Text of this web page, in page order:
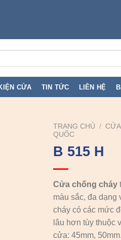
CỬA TIN TỨC LIÊN HỆ
TRANG CHỦ /
QUỐC
B 515 H
Cửa chống cháy
màu sắc, đa dạng
cháy có các mức
lâu hơn tùy thuộc
cửa: 45mm,